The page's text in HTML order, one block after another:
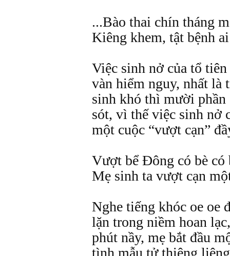
...Bào thai chín tháng
Kiêng khem, tật bệnh
Việc sinh nở của tổ
vàn hiểm nguy, nhất là
sinh khó thì mười phần
sót, vì thế việc sinh nở
một cuộc “vượt cạn”
Vượt bể Đông có bè có
Mẹ sinh ta vượt cạn
Nghe tiếng khóc oe oe
lặn trong niềm hoan
phút nầy, mẹ bắt đầu